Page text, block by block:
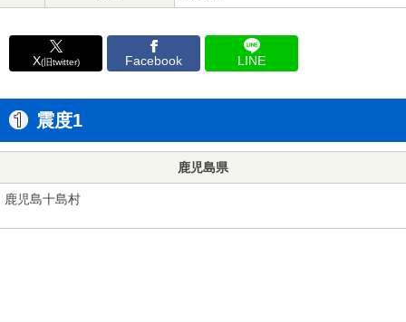
X(旧twitter) Facebook LINE
震度1
鹿児島県
鹿児島十島村